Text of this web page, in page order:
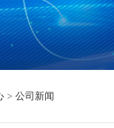
> 公司新闻